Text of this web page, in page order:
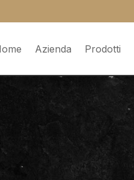
Azienda Prodotti